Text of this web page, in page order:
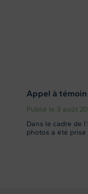
Appel à
Publié le 3 août
Dans le cadre de
photos a été prise